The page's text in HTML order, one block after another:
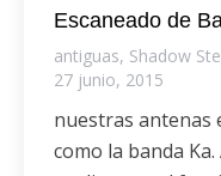
Escaneado de
antiguas, Shadow
27 junio, 2015
nuestras antenas
como la banda